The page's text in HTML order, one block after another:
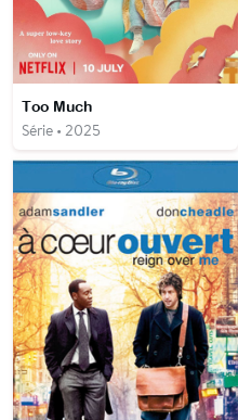
Too Much
Série • 2025